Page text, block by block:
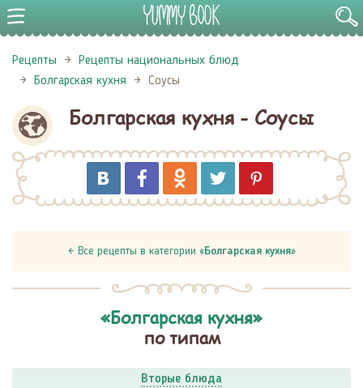
Рецепты
Рецепты национальных блюд
Болгарская кухня
Соусы
Болгарская кухня - Соусы
← Все рецепты в категории «Болгарская кухня»
«Болгарская кухня»
по типам
Вторые блюда